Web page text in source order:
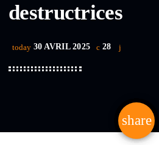
destructrices
today 30 AVRIL 2025 28
share
email